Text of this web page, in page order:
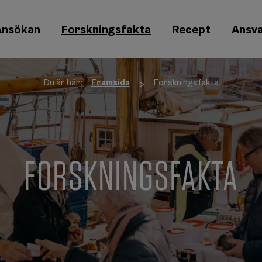
Forskningsfakta Recept
Du är här: Framsida > Forskningsfakta
FORSKNINGSFAKTA